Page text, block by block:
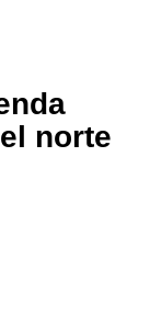
norte